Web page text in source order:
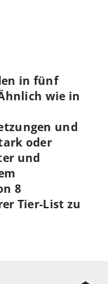
in fünf
wie in
und
oder
und
8
Tier-List zu